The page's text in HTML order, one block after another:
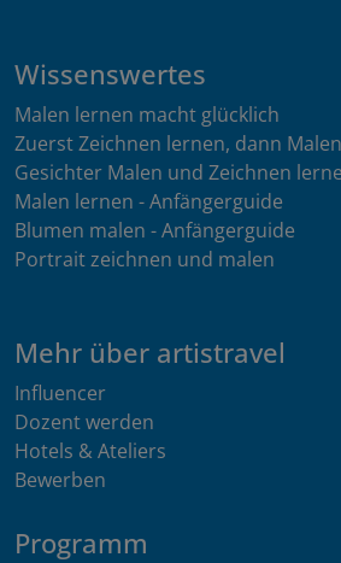
Wissenswertes
Malen lernen macht glücklich
Zuerst Zeichnen lernen, dann
Gesichter Malen und Zeichnen
Malen lernen - Anfängerguide
Blumen malen - Anfängerguide
Portrait zeichnen und malen
Mehr über artistravel
Influencer
Dozent werden
Hotels & Ateliers
Bewerben
Programm